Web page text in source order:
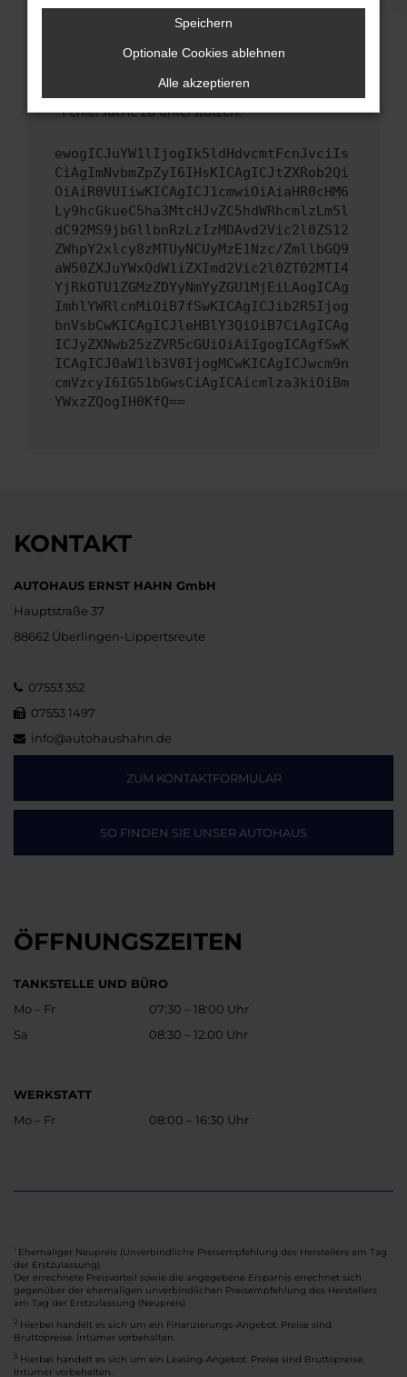
Wende dich an den Webseitenbetreiber.
Wenn du alle oben genannten Schritte versucht
hast, kontaktiere uns bitte. Wir werden
uns diesen Text schicken, um uns bei der
Fehlersuche zu unterstützen:
ewogICJuYW1lIjogIk5ldHdvcmtFcnJvciIs
CiAgImNvbmZpZyI6IHsKICAgICJtZXRob2Qi
OiAiR0VUIiwKICAgICJ1cmwiOiAiaHR0cHM6
Ly9hcGkueC5ha3MtcHJvZC5hdWRhcmlzLm5l
dC92MS9jbGllbnRzLzIzMDAvd2Vic2l0ZS12
ZWhpY2xlcy8zMTUyNCUyMzE1Nzc/ZmllbGQ9
aW50ZXJuYWxOdW1iZXImd2Vic2l0ZT02MTI4
YjRkOTU1ZGMzZDYyNmYyZGU1MjEiLAogICAg
ImhlYWRlcnMiOiB7fSwKICAgICJib2R5Ijog
bnVsbCwKICAgICJleHBlY3QiOiB7CiAgICAg
ICJyZXNwb25zZVR5cGUiOiAiIgogICAgfSwK
ICAgICJ0aW1lb3V0IjogMCwKICAgICJwcm9n
cmVzcyI6IG51bGwsCiAgICAicmlza3kiOiBm
YWxzZQogIH0KfQ==
KONTAKT
AUTOHAUS ERNST HAHN GmbH
Hauptstraße 37
88662 Überlingen-Lippertsreute
07553 352
07553 1497
info@autohaushahn.de
ZUM KONTAKTFORMULAR
SO FINDEN SIE UNSER AUTOHAUS
ÖFFNUNGSZEITEN
TANKSTELLE UND BÜRO
Mo – Fr
Sa
07:30 – 18:00 Uhr
08:30 – 12:00 Uhr
WERKSTATT
Mo – Fr
08:00 – 16:30 Uhr
Ehemaliger Neupreis (Unverbindliche Preisempfehlung des Herstellers am Tag
der Erstzulassung).
Der errechnete Preisvorteil sowie die angegebene Ersparnis errechnet sich
gegenüber der ehemaligen unverbindlichen Preisempfehlung des Herstellers
am Tag der Erstzulassung (Neupreis).
2 Hierbei handelt es sich um ein Finanzierungs-Angebot. Preise sind
Bruttopreise. Irrtümer vorbehalten.
3 Hierbei handelt es sich um ein Leasing-Angebot. Preise sind Bruttopreise.
Irrtümer vorbehalten.
Speichern
Optionale Cookies ablehnen
Alle akzeptieren